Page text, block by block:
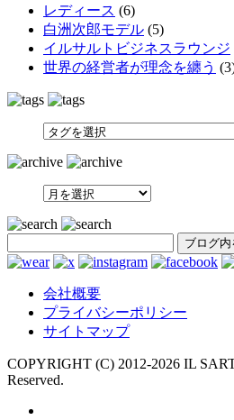
レディース (6)
白洲次郎モデル (5)
イルサルトビジネスラウンジ
世界の経営者が理念を纏う
SEARCH
会社概要
プライバシーポリシー
サイトマップ
COPYRIGHT (C) 2012-2026 IL
Reserved.